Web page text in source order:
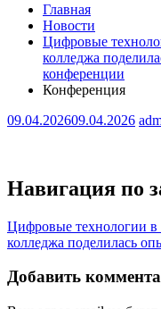
Главная
Новости
Цифровые
колледжа
конференции
Конференция
09.04.202609.04.2026
Навигация по
Цифровые технологии в
колледжа поделилась
Добавить